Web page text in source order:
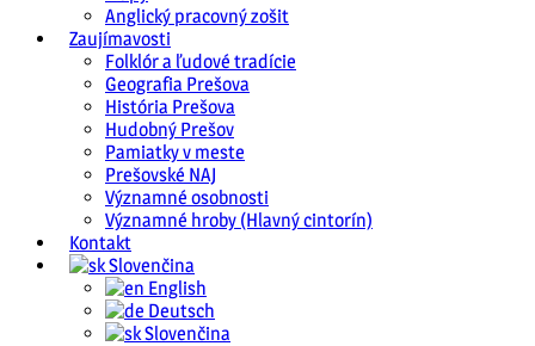
Anglický pracovný zošit
Zaujímavosti
Folklór a ľudové tradície
Geografia Prešova
História Prešova
Hudobný Prešov
Pamiatky v meste
Prešovské NAJ
Významné osobnosti
Významné hroby (Hlavný cintorín)
Kontakt
Slovenčina
English
Deutsch
Slovenčina